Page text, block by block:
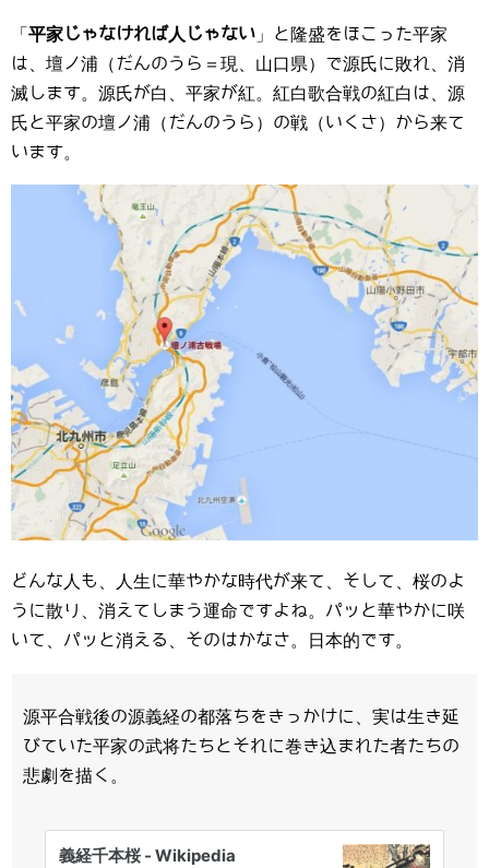
「 平家じゃなければ人じゃない 」と隆盛をほこった平家
は、壇ノ浦（だんのうら＝現、山口県）で源氏に敗れ、消
滅します。源氏が白、平家が紅。紅白歌合戦の紅白は、源
氏と平家の壇ノ浦（だんのうら）の戦（いくさ）から来て
います。
どんな人も、人生に華やかな時代が来て、そして、桜のよ
うに散り、消えてしまう運命ですよね。パッと華やかに咲
いて、パッと消える、そのはかなさ。日本的です。
源平合戦後の源義経の都落ちをきっかけに、実は生き延
びていた平家の武将たちとそれに巻き込まれた者たちの
悲劇を描く。